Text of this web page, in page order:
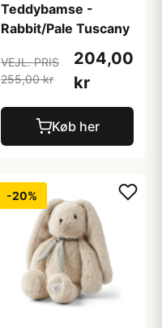
Teddybamse -
Rabbit/Pale Tuscany
VEJL. PRIS
255,00 kr
204,00
kr
Køb her
-20%